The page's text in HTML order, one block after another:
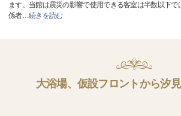
ます。当館は震災の影響で使用できる客室は半数以下
係者…続きを読む
大浴場、仮設フロントから汐